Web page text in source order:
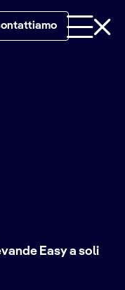
Easy a soli